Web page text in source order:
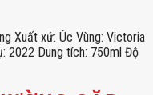
Xuất xứ: Úc Vùng: Victoria
2022 Dung tích: 750ml Độ